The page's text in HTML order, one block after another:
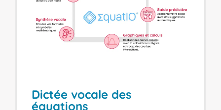
Dictée vocale des
équations